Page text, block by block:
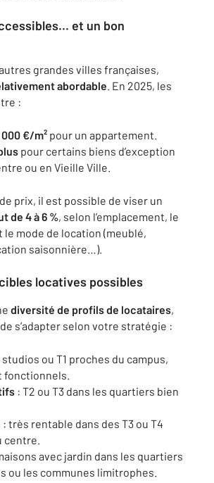
et un bon
grandes villes françaises,
abordable. En 2025, les
:
€/m² pour un appartement.
pour certains biens d’exception
ou en Vieille Ville.
prix, il est possible de viser un
de 4 à 6 %, selon l’emplacement, le
le mode de location (meublé,
saisonnière…).
locatives possibles
diversité de profils de locataires,
s’adapter selon votre stratégie :
studios ou T1 proches du campus,
fonctionnels.
: T2 ou T3 dans les quartiers bien
: très rentable dans des T3 ou T4
centre.
avec jardin dans les quartiers
ou les communes limitrophes.